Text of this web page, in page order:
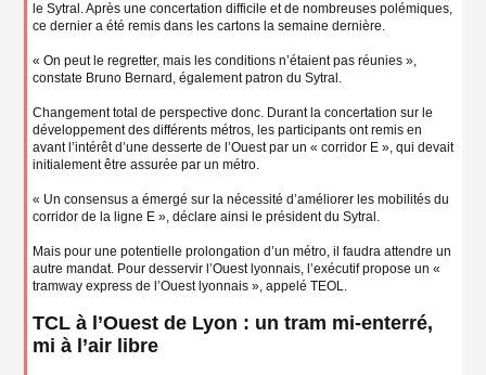
le Sytral. Après une concertation difficile et de nombreuses polémiques,
ce dernier a été remis dans les cartons la semaine dernière.
« On peut le regretter, mais les conditions n’étaient pas réunies »,
constate Bruno Bernard, également patron du Sytral.
Changement total de perspective donc. Durant la concertation sur le
développement des différents métros, les participants ont remis en
avant l’intérêt d’une desserte de l’Ouest par un « corridor E », qui devait
initialement être assurée par un métro.
« Un consensus a émergé sur la nécessité d’améliorer les mobilités du
corridor de la ligne E », déclare ainsi le président du Sytral.
Mais pour une potentielle prolongation d’un métro, il faudra attendre un
autre mandat. Pour desservir l’Ouest lyonnais, l’exécutif propose un «
tramway express de l’Ouest lyonnais », appelé TEOL.
TCL à l’Ouest de Lyon : un tram mi-enterré,
mi à l’air libre